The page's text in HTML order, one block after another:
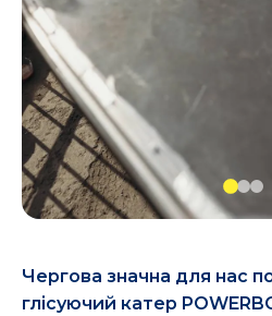
Чергова значна для нас
глісуючий катер